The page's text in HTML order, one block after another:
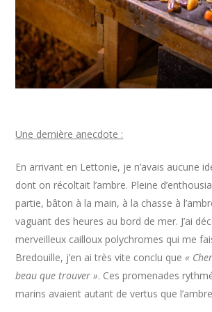
Une dernière anecdote :
En arrivant en Lettonie, je n’avais aucune
dont on récoltait l’ambre. Pleine
partie, bâton à la main, à la chasse à
vaguant des heures au bord de mer. J’ai
merveilleux cailloux polychromes qui me
Bredouille, j’en ai très vite conclu que«
beau que trouver ». Ces promenades
marins avaient autant de vertus que